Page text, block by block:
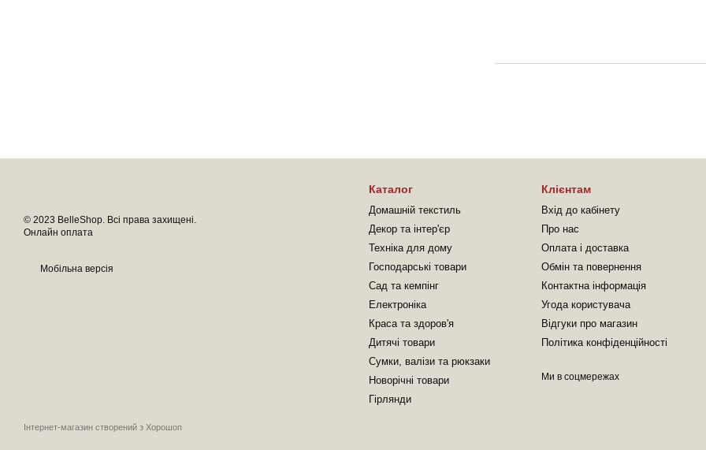
© 2023 BelleShop. Всі права захищені.
Онлайн оплата
Мобільна версія
Інтернет-магазин створений з Хорошоп
Каталог
Домашній текстиль
Декор та інтер'єр
Техніка для дому
Господарські товари
Сад та кемпінг
Електроніка
Краса та здоров'я
Дитячі товари
Сумки, валізи та рюкзаки
Новорічні товари
Гірлянди
Клієнтам
Вхід до кабінету
Про нас
Оплата і доставка
Обмін та повернення
Контактна інформація
Угода користувача
Відгуки про магазин
Політика конфіденційності
Ми в соцмережах